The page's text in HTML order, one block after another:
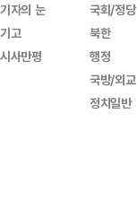
기자의 눈
기고
시사만평
국회/정당
북한
행정
국방/외교
정치일반